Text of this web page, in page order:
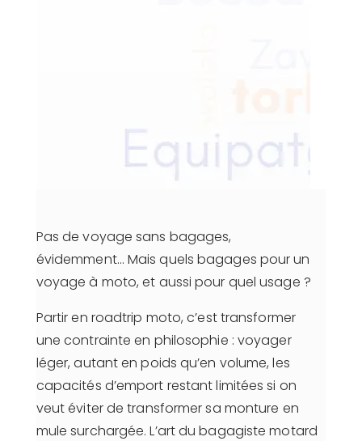
Pas de voyage sans bagages,
évidemment… Mais quels bagages pour un
voyage à moto, et aussi pour quel usage ?
Partir en roadtrip moto, c’est transformer
une contrainte en philosophie : voyager
léger, autant en poids qu’en volume, les
capacités d’emport restant limitées si on
veut éviter de transformer sa monture en
mule surchargée. L’art du bagagiste motard